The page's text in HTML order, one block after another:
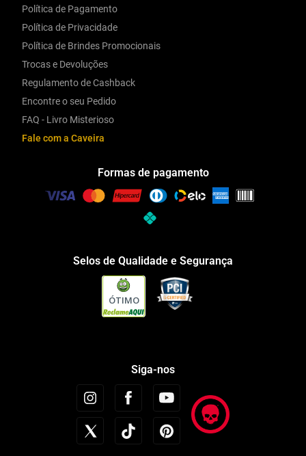
Política de Pagamento
Política de Privacidade
Política de Brindes Promocionais
Trocas e Devoluções
Regulamento de Cashback
Encontre o seu Pedido
FAQ - Livro Misterioso
Fale com a Caveira
Formas de pagamento
Selos de Qualidade e Segurança
ÓTIMO
Siga-nos